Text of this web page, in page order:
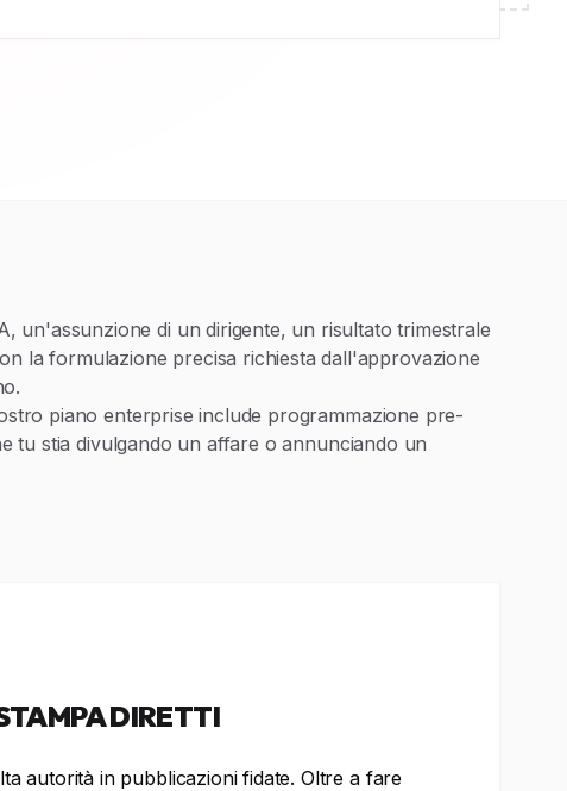
un'assunzione di un dirigente, un risultato trimestrale
la formulazione precisa richiesta dall'approvazione
piano enterprise include programmazione pre-
tu stia divulgando un affare o annunciando un
DIRETTI
autorità in pubblicazioni fidate. Oltre a fare